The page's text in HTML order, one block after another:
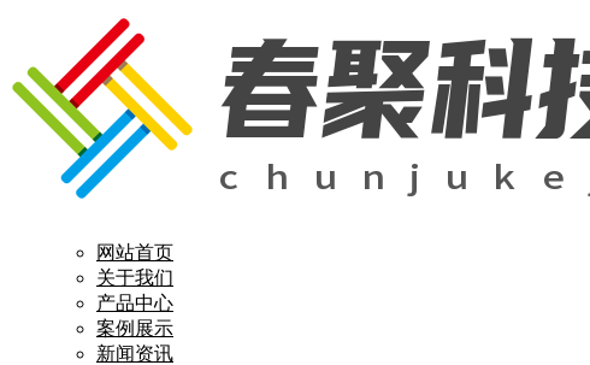
网站首页
关于我们
产品中心
案例展示
新闻资讯